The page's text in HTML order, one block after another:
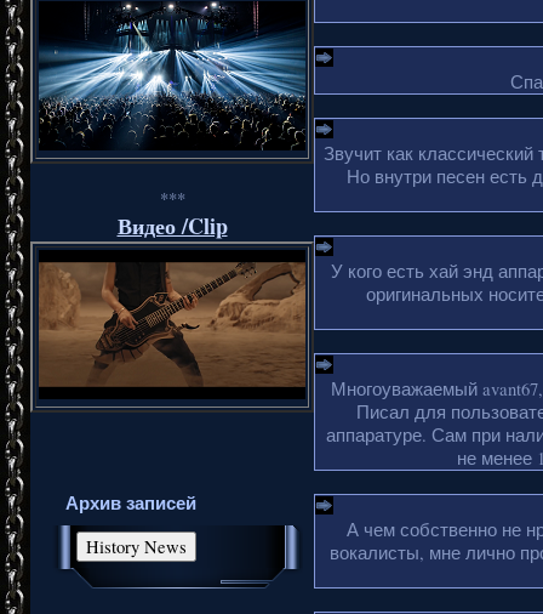
***
Видео /Clip
Архив записей
Звучит как
Но внутри песен есть
У кого есть хай энд
оригинальных
Многоуважаемый
Писал для
аппаратуре. Сам при
не менее
А чем собственно не
вокалисты, мне лично